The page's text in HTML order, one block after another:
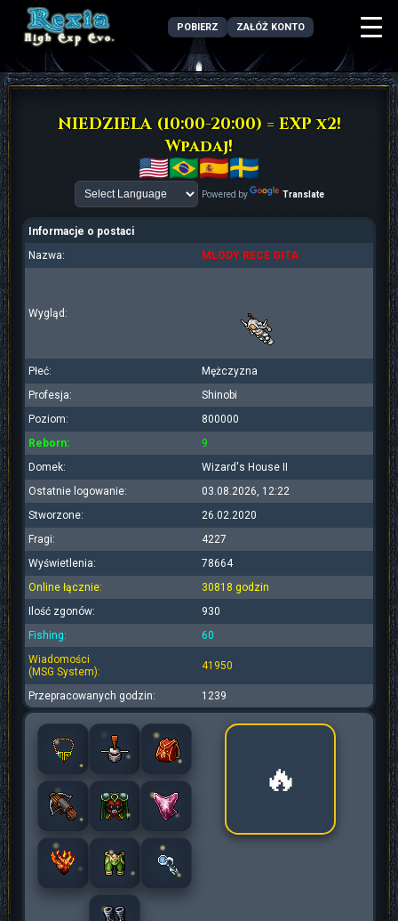
POBIERZ ZAŁÓŻ KONTO
NIEDZIELA (10:00-20:00) = EXP x2!
Wpadaj!
Powered by Translate
Informacje o postaci
Nazwa:
MLODY RECE GITA
Wygląd:
Płeć:
Mężczyzna
Profesja:
Shinobi
Poziom:
800000
Reborn:
9
Domek:
Wizard's House II
Ostatnie logowanie:
03.08.2026, 12:22
Stworzone:
26.02.2020
Fragi:
4227
Wyświetlenia:
78664
Online łącznie:
30818 godzin
Ilość zgonów:
930
Fishing:
60
Wiadomości
(MSG System):
41950
Przepracowanych godzin: 1239
🔥